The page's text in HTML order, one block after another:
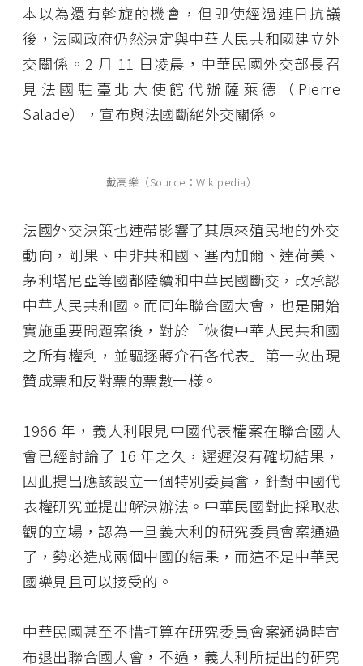
本以為還有斡旋的機會，但即使經過連日抗議
後，法國政府仍然決定與中華人民共和國建立外
交關係。2 月 11 日凌晨，中華民國外交部長召
見法國駐臺北大使館代辦薩萊德（Pierre
Salade），宣布與法國斷絕外交關係。
戴高樂（Source：Wikipedia）
法國外交決策也連帶影響了其原來殖民地的外交
動向，剛果、中非共和國、塞內加爾、達荷美、
茅利塔尼亞等國都陸續和中華民國斷交，改承認
中華人民共和國。而同年聯合國大會，也是開始
實施重要問題案後，對於「恢復中華人民共和國
之所有權利，並驅逐蔣介石各代表」第一次出現
贊成票和反對票的票數一樣。
1966 年，義大利眼見中國代表權案在聯合國大
會已經討論了 16 年之久，遲遲沒有確切結果，
因此提出應該設立一個特別委員會，針對中國代
表權研究並提出解決辦法。中華民國對此採取悲
觀的立場，認為一旦義大利的研究委員會案通過
了，勢必造成兩個中國的結果，而這不是中華民
國樂見且可以接受的。
中華民國甚至不惜打算在研究委員會案通過時宣
布退出聯合國大會，不過，義大利所提出的研究